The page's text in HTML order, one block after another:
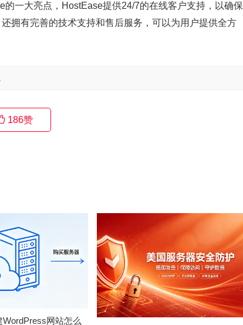
一大亮点，HostEase提供24/7的在线客户支持，以确保
拥有完善的技术支持和售后服务，可以为用户提供全方
186赞
网站怎么